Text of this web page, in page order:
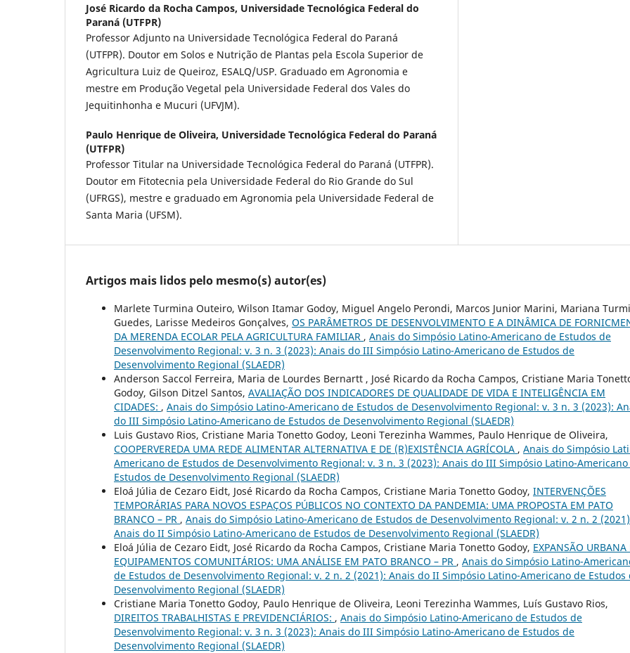
José Ricardo da Rocha Campos, Universidade Tecnológica Federal do
Paraná (UTFPR)
Professor Adjunto na Universidade Tecnológica Federal do Paraná
(UTFPR). Doutor em Solos e Nutrição de Plantas pela Escola Superior de
Agricultura Luiz de Queiroz, ESALQ/USP. Graduado em Agronomia e
mestre em Produção Vegetal pela Universidade Federal dos Vales do
Jequitinhonha e Mucuri (UFVJM).
Paulo Henrique de Oliveira, Universidade Tecnológica Federal do Paraná
(UTFPR)
Professor Titular na Universidade Tecnológica Federal do Paraná (UTFPR).
Doutor em Fitotecnia pela Universidade Federal do Rio Grande do Sul
(UFRGS), mestre e graduado em Agronomia pela Universidade Federal de
Santa Maria (UFSM).
Artigos mais lidos pelo mesmo(s) autor(es)
Marlete Turmina Outeiro, Wilson Itamar Godoy, Miguel Angelo Perondi, Marcos Junior Marini, Mariana
Guedes, Larisse Medeiros Gonçalves, OS PARÂMETROS DE DESENVOLVIMENTO E A DINÂMICA DE
DA MERENDA ECOLAR PELA AGRICULTURA FAMILIAR , Anais do Simpósio Latino-Americano de Estudos de
Desenvolvimento Regional: v. 3 n. 3 (2023): Anais do III Simpósio Latino-Americano de Estudos de
Desenvolvimento Regional (SLAEDR)
Anderson Saccol Ferreira, Maria de Lourdes Bernartt , José Ricardo da Rocha Campos, Cristiane Maria
Godoy, Gilson Ditzel Santos, AVALIAÇÃO DOS INDICADORES DE QUALIDADE DE VIDA E INTELIGÊNCIA EM
CIDADES: , Anais do Simpósio Latino-Americano de Estudos de Desenvolvimento Regional: v. 3 n. 3 (2023):
do III Simpósio Latino-Americano de Estudos de Desenvolvimento Regional (SLAEDR)
Luis Gustavo Rios, Cristiane Maria Tonetto Godoy, Leoni Terezinha Wammes, Paulo Henrique de Oliveira,
COOPERVEREDA UMA REDE ALIMENTAR ALTERNATIVA E DE (R)EXISTÊNCIA AGRÍCOLA , Anais do Simpósio
Americano de Estudos de Desenvolvimento Regional: v. 3 n. 3 (2023): Anais do III Simpósio Latino-
Estudos de Desenvolvimento Regional (SLAEDR)
Eloá Júlia de Cezaro Eidt, José Ricardo da Rocha Campos, Cristiane Maria Tonetto Godoy, INTERVENÇÕES
TEMPORÁRIAS PARA NOVOS ESPAÇOS PÚBLICOS NO CONTEXTO DA PANDEMIA: UMA PROPOSTA EM PATO
BRANCO – PR , Anais do Simpósio Latino-Americano de Estudos de Desenvolvimento Regional: v. 2 n. 2
Anais do II Simpósio Latino-Americano de Estudos de Desenvolvimento Regional (SLAEDR)
Eloá Júlia de Cezaro Eidt, José Ricardo da Rocha Campos, Cristiane Maria Tonetto Godoy, EXPANSÃO URBANA
EQUIPAMENTOS COMUNITÁRIOS: UMA ANÁLISE EM PATO BRANCO – PR , Anais do Simpósio Latino-
de Estudos de Desenvolvimento Regional: v. 2 n. 2 (2021): Anais do II Simpósio Latino-Americano de Estudos
Desenvolvimento Regional (SLAEDR)
Cristiane Maria Tonetto Godoy, Paulo Henrique de Oliveira, Leoni Terezinha Wammes, Luís Gustavo Rios,
DIREITOS TRABALHISTAS E PREVIDENCIÁRIOS: , Anais do Simpósio Latino-Americano de Estudos de
Desenvolvimento Regional: v. 3 n. 3 (2023): Anais do III Simpósio Latino-Americano de Estudos de
Desenvolvimento Regional (SLAEDR)